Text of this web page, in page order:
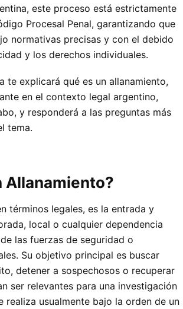
este proceso está estrictamente
Procesal Penal, garantizando que
normativas precisas y con el debido
y los derechos individuales.
te explicará qué es un allanamiento,
en el contexto legal argentino,
y responderá a las preguntas más
tema.
Allanamiento?
términos legales, es la entrada y
local o cualquier dependencia
las fuerzas de seguridad o
Su objetivo principal es buscar
detener a sospechosos o recuperar
ser relevantes para una investigación
realiza usualmente bajo la orden de un